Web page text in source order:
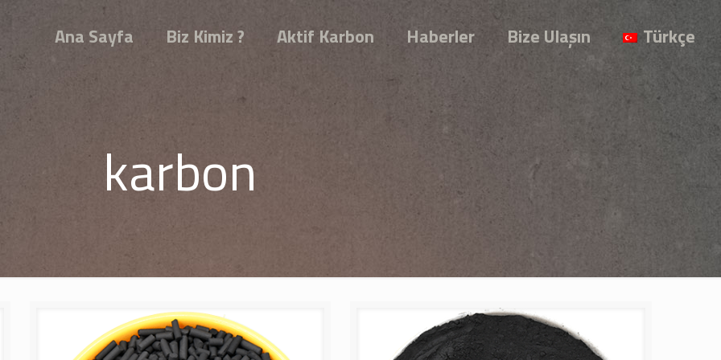
Ana Sayfa Biz Kimiz ? Aktif Karbon Haberler Bize Ulaşın Türkçe
karbon